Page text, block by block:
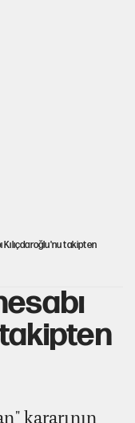
Kılıçdaroğlu'nu takipten
kararının